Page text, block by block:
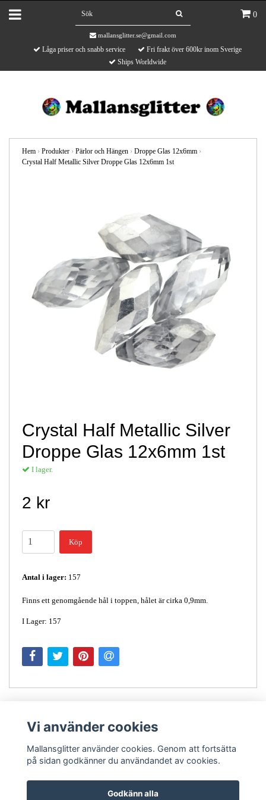
0
mallansglitter.se@gmail.com
Låga priser och snabb service
Fri frakt över 600kr inom Sverige
Ships Worldwide
Hem › Produkter › Pärlor och Hängen › Droppe Glas 12x6mm ›
Crystal Half Metallic Silver Droppe Glas 12x6mm 1st
Crystal Half Metallic Silver
Droppe Glas 12x6mm 1st
I lager.
2 kr
Köp
Antal i lager: 157
Finns ett genomgående hål i toppen, hålet är cirka 0,9mm.
I Lager: 157
Vi använder cookies
Mallansglitter använder cookies. Genom att fortsätta
på sidan godkänner du användandet av cookies.
Godkänn alla